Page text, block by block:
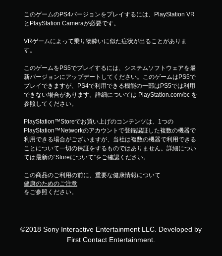
このゲームのPS4バージョンをプレイするには、PlayStation VR
とPlayStation Cameraが必要です。
VRゲームによって乗り物酔いに似た症状が出ることがありま
す。
このゲームをPS5でプレイするには、システムソフトウェアを最
新バージョンにアップデートしてください。このゲームはPS5で
プレイできますが、PS4で利用できる機能の一部はPS5では利用
できない場合があります。詳細については PlayStation.com/bc を
参照してください。
PlayStation™Storeでお買い上げのコンテンツは、1つの
PlayStation™Networkのアカウントで登録認証した複数の機器で
利用できる場合がございますが、当社は複数の機器で利用できる
ことについて一切の保証をするものではありません。詳細につい
ては最新の“Storeについて”をご確認ください。
この商品のご利用の前に、重要な健康情報について
健康のためのご注意
をご参照ください。
©2018 Sony Interactive Entertainment LLC. Developed by
First Contact Entertainment.